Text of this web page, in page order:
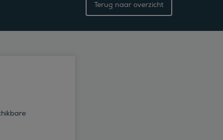
Terug naar overzicht